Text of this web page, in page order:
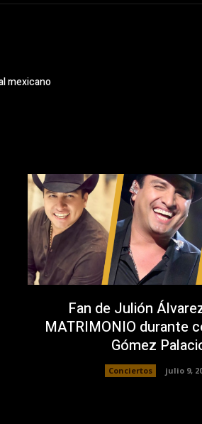
mexicano
Fan de Julión
MATRIMONIO durante
Gómez
Conciertos julio 9,